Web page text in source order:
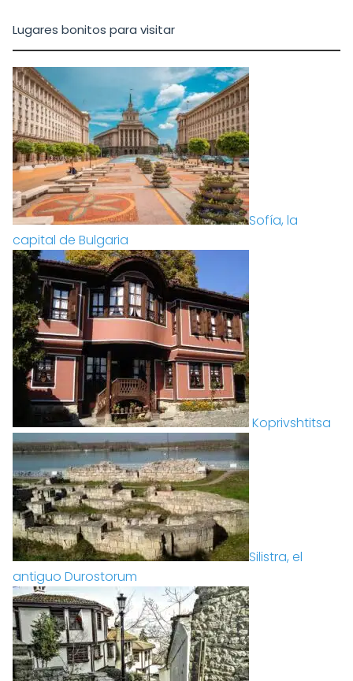
Lugares bonitos para visitar
Sofía, la
capital de Bulgaria
Koprivshtitsa
Silistra, el
antiguo Durostorum